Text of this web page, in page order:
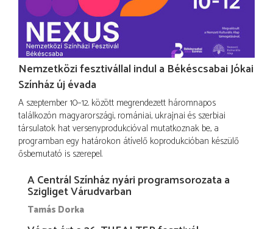
Nemzetközi fesztivállal indul a Békéscsabai Jókai
Színház új évada
A szeptember 10–12. között megrendezett háromnapos
találkozón magyarországi, romániai, ukrajnai és szerbiai
társulatok hat versenyprodukcióval mutatkoznak be, a
programban egy határokon átívelő koprodukcióban készülő
ősbemutató is szerepel.
A Centrál Színház nyári programsorozata a
Szigliget Várudvarban
Tamás Dorka